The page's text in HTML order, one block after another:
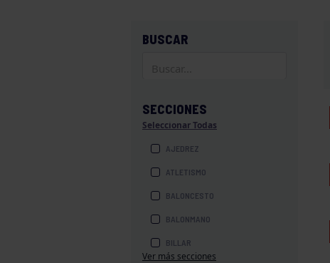
BUSCAR
SECCIONES
Seleccionar Todas
AJEDREZ
ATLETISMO
BALONCESTO
BALONMANO
BILLAR
Ver más secciones